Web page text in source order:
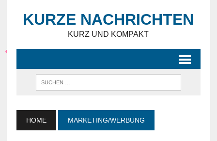
KURZE NACHRICHTEN
KURZ UND KOMPAKT
HOME MARKETING/WERBUNG